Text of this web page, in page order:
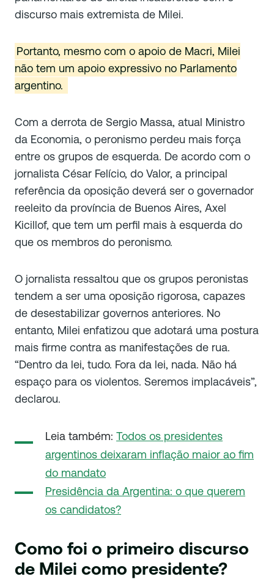
discurso mais extremista de Milei.
Portanto, mesmo com o apoio de Macri, Milei
não tem um apoio expressivo no Parlamento
argentino.
Com a derrota de Sergio Massa, atual Ministro
da Economia, o peronismo perdeu mais força
entre os grupos de esquerda. De acordo com o
jornalista César Felício, do Valor, a principal
referência da oposição deverá ser o governador
reeleito da província de Buenos Aires, Axel
Kicillof, que tem um perfil mais à esquerda do
que os membros do peronismo.
O jornalista ressaltou que os grupos peronistas
tendem a ser uma oposição rigorosa, capazes
de desestabilizar governos anteriores. No
entanto, Milei enfatizou que adotará uma postura
mais firme contra as manifestações de rua.
“Dentro da lei, tudo. Fora da lei, nada. Não há
espaço para os violentos. Seremos implacáveis”,
declarou.
Leia também: Todos os presidentes
argentinos deixaram inflação maior ao fim
do mandato
Presidência da Argentina: o que querem
os candidatos?
Como foi o primeiro discurso
de Milei como presidente?